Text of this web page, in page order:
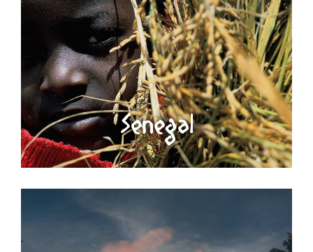
Senegal